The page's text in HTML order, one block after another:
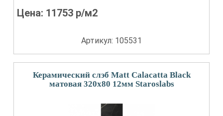
Цена: 11753 р/м2
Артикул: 105531
Керамический слэб Matt Calacatta Black
матовая 320x80 12мм Staroslabs